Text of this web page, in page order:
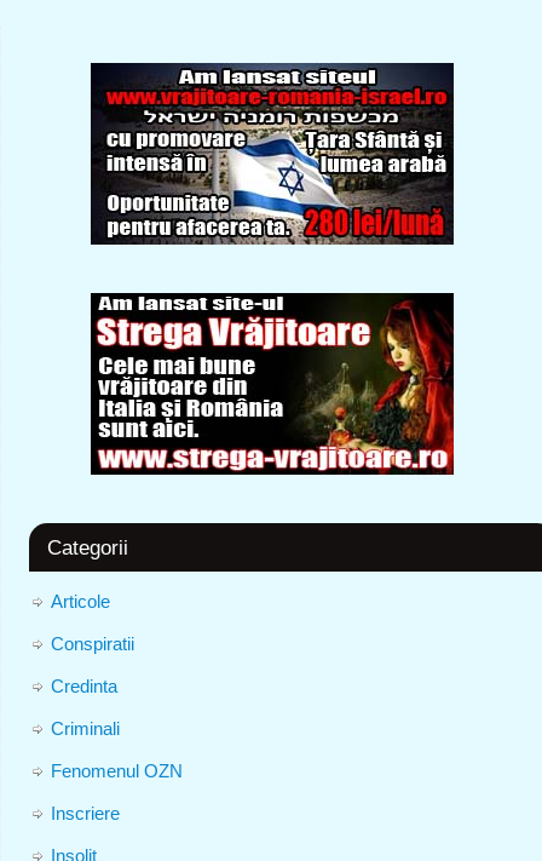
Categorii
Articole
Conspiratii
Credinta
Criminali
Fenomenul OZN
Inscriere
Insolit